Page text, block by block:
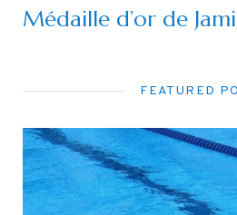
Médaille d’or de
FEATURED